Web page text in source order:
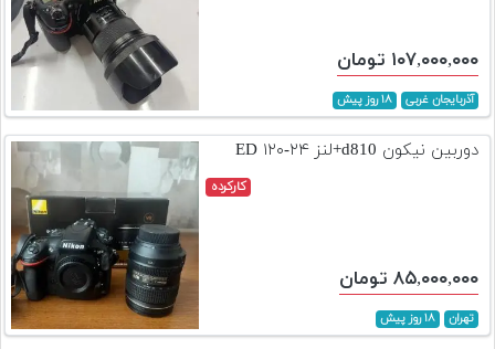
۱۰۷,۰۰۰,۰۰۰ تومان
آذربایجان غربی ۱۸ روز پیش
دوربین نیکون d810+لنز ۲۴-۱۲۰ ED
کارکرده
۸۵,۰۰۰,۰۰۰ تومان
تهران ۱۸ روز پیش